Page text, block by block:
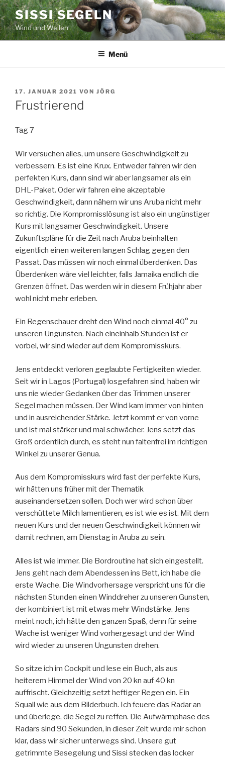
Zum
Inhalt
springen
SISSI SEGELN
Wind und Wellen
Menü
VERÖFFENTLICHT
AM
17. JANUAR 2021 VON JÖRG
Frustrierend
Tag 7
Wir versuchen alles, um unsere Geschwindigkeit zu
verbessern. Es ist eine Krux. Entweder fahren wir den
perfekten Kurs, dann sind wir aber langsamer als ein
DHL-Paket. Oder wir fahren eine akzeptable
Geschwindigkeit, dann nähern wir uns Aruba nicht mehr
so richtig. Die Kompromisslösung ist also ein ungünstiger
Kurs mit langsamer Geschwindigkeit. Unsere
Zukunftspläne für die Zeit nach Aruba beinhalten
eigentlich einen weiteren langen Schlag gegen den
Passat. Das müssen wir noch einmal überdenken. Das
Überdenken wäre viel leichter, falls Jamaika endlich die
Grenzen öffnet. Das werden wir in diesem Frühjahr aber
wohl nicht mehr erleben.
Ein Regenschauer dreht den Wind noch einmal 40° zu
unseren Ungunsten. Nach eineinhalb Stunden ist er
vorbei, wir sind wieder auf dem Kompromisskurs.
Jens entdeckt verloren geglaubte Fertigkeiten wieder.
Seit wir in Lagos (Portugal) losgefahren sind, haben wir
uns nie wieder Gedanken über das Trimmen unserer
Segel machen müssen. Der Wind kam immer von hinten
und in ausreichender Stärke. Jetzt kommt er von vorne
und ist mal stärker und mal schwächer. Jens setzt das
Groß ordentlich durch, es steht nun faltenfrei im richtigen
Winkel zu unserer Genua.
Aus dem Kompromisskurs wird fast der perfekte Kurs,
wir hätten uns früher mit der Thematik
auseinandersetzen sollen. Doch wer wird schon über
verschüttete Milch lamentieren, es ist wie es ist. Mit dem
neuen Kurs und der neuen Geschwindigkeit können wir
damit rechnen, am Dienstag in Aruba zu sein.
Alles ist wie immer. Die Bordroutine hat sich eingestellt.
Jens geht nach dem Abendessen ins Bett, ich habe die
erste Wache. Die Windvorhersage verspricht uns für die
nächsten Stunden einen Winddreher zu unseren Gunsten,
der kombiniert ist mit etwas mehr Windstärke. Jens
meint noch, ich hätte den ganzen Spaß, denn für seine
Wache ist weniger Wind vorhergesagt und der Wind
wird wieder zu unseren Ungunsten drehen.
So sitze ich im Cockpit und lese ein Buch, als aus
heiterem Himmel der Wind von 20 kn auf 40 kn
auffrischt. Gleichzeitig setzt heftiger Regen ein. Ein
Squall wie aus dem Bilderbuch. Ich feuere das Radar an
und überlege, die Segel zu reffen. Die Aufwärmphase des
Radars sind 90 Sekunden, in dieser Zeit wurde mir schon
klar, dass wir sicher unterwegs sind. Unsere gut
getrimmte Besegelung und Sissi stecken das locker